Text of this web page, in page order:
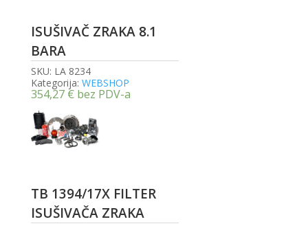
ISUŠIVAČ ZRAKA 8.1
BARA
SKU: LA 8234
Kategorija: WEBSHOP
354,27 € bez PDV-a
TB 1394/17X FILTER
ISUŠIVAČA ZRAKA